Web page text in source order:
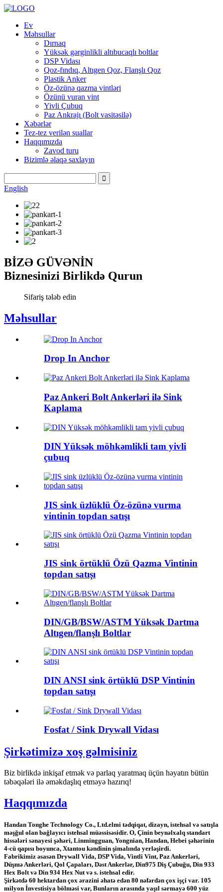
Ev
Məhsullar
Dırnaq
Yüksək gərginlikli altıbucaqlı boltlar
DSP Vidası
Qoz-fındıq, Altıgen Qoz, Flanşlı Qoz
Plastik Anker
Öz-özünə qazma vintləri
Özünü vuran vint
Yivli Çubuq
Paz Ankrajı (Bolt vasitəsilə)
Xəbərlər
Tez-tez verilən suallar
Haqqımızda
Zavod turu
Bizimlə əlaqə saxlayın
English
BİZƏ GÜVƏNİN
Biznesinizi Birlikdə Qurun
Sifariş tələb edin
Məhsullar
Drop In Anchor
Paz Ankeri Bolt Ankerləri ilə Sink
Kaplama
DIN Yüksək möhkəmlikli tam yivli
çubuq
JIS sink üzlüklü Öz-özünə vurma
vintinin topdan satışı
JIS sink örtüklü Özü Qazma Vintinin
topdan satışı
DIN/GB/BSW/ASTM Yüksək Dartma
Altıgen/flanşlı Boltlar
DIN ANSI sink örtüklü DSP Vintinin
topdan satışı
Fosfat / Sink Drywall Vidası
Şirkətimizə xoş gəlmisiniz
Biz birlikdə inkişaf etmək və parlaq yaratmaq üçün həyatın bütün
təbəqələri ilə əməkdaşlıq etməyə hazırıq!
Haqqımızda
Handan Tonghe Technology Co., Ltd.elmi tədqiqat, dizayn, istehsal və satışla
məşğul olan bağlayıcı istehsal müəssisəsidir. O, Çinin beynəlxalq standart
hissələri sənayesi şəhəri, Linmingguan, Yongnian, Handan, Hebei şəhərinin
4-cü qapısı boyunca, Xtantou kəndinin şimalında yerləşirdi.
Fabrikimiz əsasən Drywall Vida, DSP Vida, Vintli Vint, Paz Ankerləri,
Düşmə Ankerləri, Qol Çapaları, Dəst Ankerlər, Din975 Diş Çubuğu, Din 933
Hex Bolt və Din 934 Hex Nut və s. istehsal edir.
Şirkətdə 60 hektardan çox ərazini əhatə edən 80 nəfərdən çox işçi var. 105
milyon İnvestisiya bölməsi var, Bunların arasında yaşıl sərmayə 600 yüz